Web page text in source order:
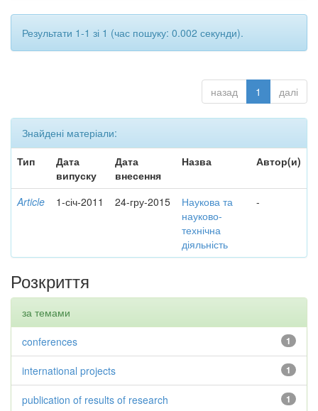
Результати 1-1 зі 1 (час пошуку: 0.002 секунди).
назад 1 далі
Знайдені матеріали:
Тип
Дата
випуску
Дата
внесення
Назва Автор(и)
Article 1-січ-2011 24-гру-2015
Наукова та
науково-
технічна
діяльність
-
Розкриття
за темами
1
conferences
1
international projects
1
publication of results of research